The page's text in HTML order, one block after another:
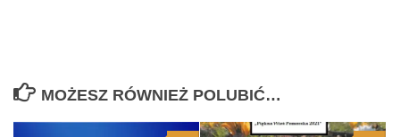
MOŻESZ RÓWNIEŻ POLUBIĆ…